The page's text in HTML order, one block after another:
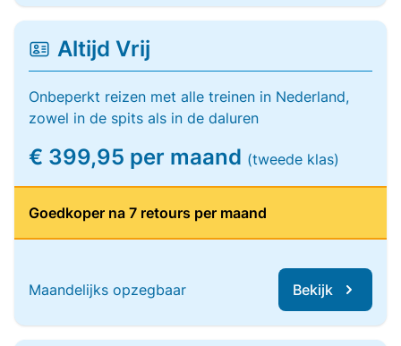
Altijd Vrij
Onbeperkt reizen met alle treinen in Nederland,
zowel in de spits als in de daluren
€ 399,95 per maand (tweede klas)
Goedkoper na 7 retours per maand
Maandelijks opzegbaar Bekijk